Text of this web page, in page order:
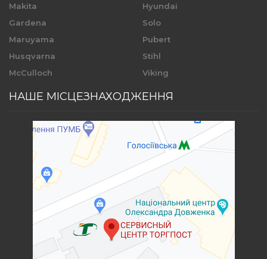
Makita
Gardena
Maruyama
Husqvarna
McCulloch
Hyundai
Solo
Pubert
Stihl
Viking
НАШЕ МІСЦЕЗНАХОДЖЕННЯ